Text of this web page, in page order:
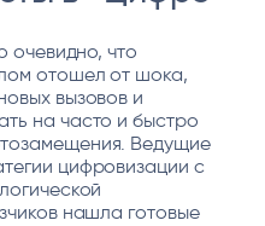
очевидно, что
отошел от шока,
вызовов и
на часто и быстро
Ведущие
цифровизации с
нашла готовые